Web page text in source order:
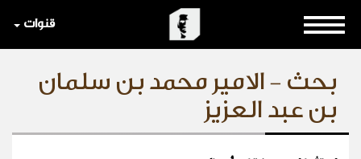
قنوات
بحث - الامير محمد بن سلمان
بن عبد العزيز